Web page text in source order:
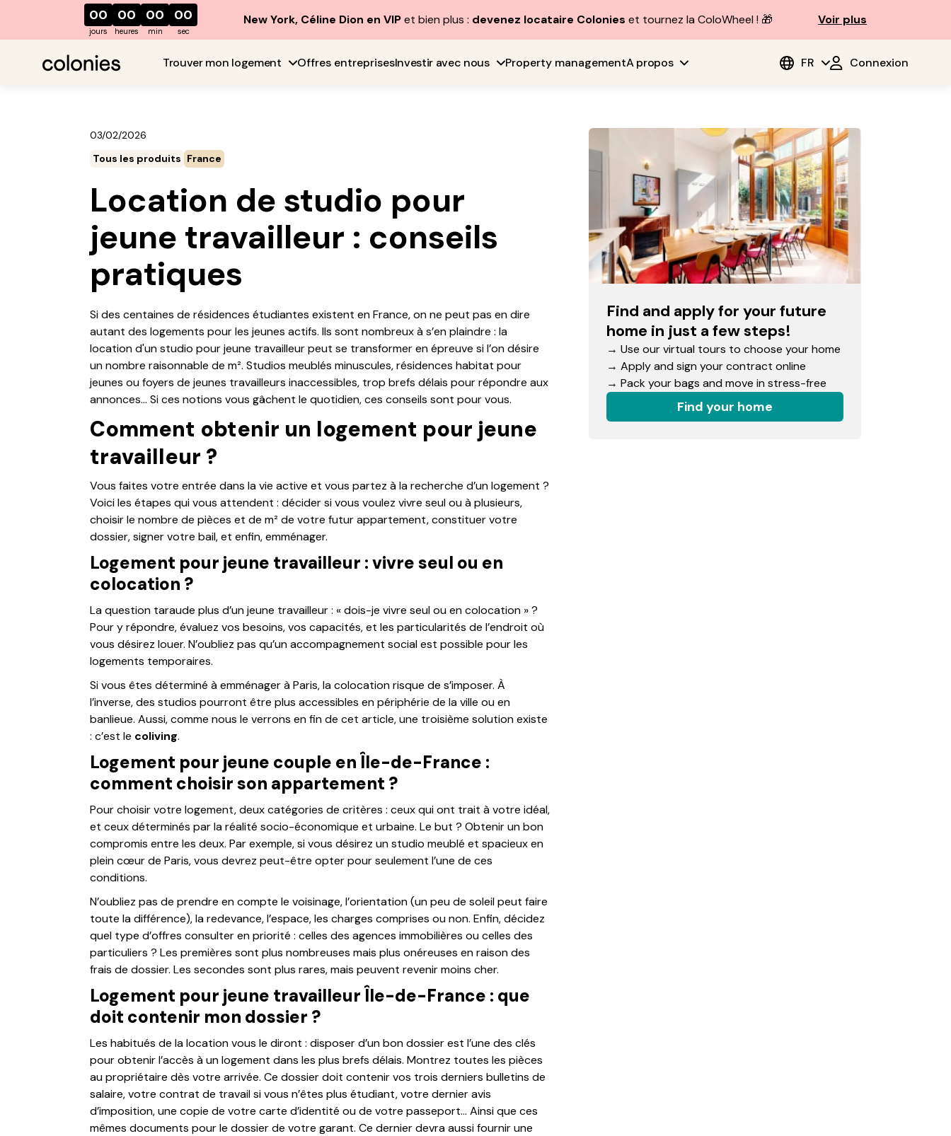
00
jours
00
heures
00
min
00
sec
New York, Céline Dion en VIPet bien plus : devenez locataire Colonies et tournez la ColoWheel ! 🎁 Voir plus
Trouver mon logement Offres entreprisesInvestir avec nous Property managementA propos FR Connexion
03/02/2026
Tous les produits France
Location de studio pour
jeune travailleur : conseils
pratiques
Si des centaines de résidences étudiantes existent en France, on ne peut pas en dire
autant des logements pour les jeunes actifs. Ils sont nombreux à s’en plaindre : la
location d'un studio pour jeune travailleur peut se transformer en épreuve si l’on désire
un nombre raisonnable de m². Studios meublés minuscules, résidences habitat pour
jeunes ou foyers de jeunes travailleurs inaccessibles, trop brefs délais pour répondre aux
annonces… Si ces notions vous gâchent le quotidien, ces conseils sont pour vous.
Comment obtenir un logement pour jeune
travailleur ?
Vous faites votre entrée dans la vie active et vous partez à la recherche d’un logement ?
Voici les étapes qui vous attendent : décider si vous voulez vivre seul ou à plusieurs,
choisir le nombre de pièces et de m² de votre futur appartement, constituer votre
dossier, signer votre bail, et enfin, emménager.
Logement pour jeune travailleur : vivre seul ou en
colocation ?
La question taraude plus d’un jeune travailleur : « dois-je vivre seul ou en colocation » ?
Pour y répondre, évaluez vos besoins, vos capacités, et les particularités de l’endroit où
vous désirez louer. N’oubliez pas qu’un accompagnement social est possible pour les
logements temporaires.
Si vous êtes déterminé à emménager à Paris, la colocation risque de s’imposer. À
l’inverse, des studios pourront être plus accessibles en périphérie de la ville ou en
banlieue. Aussi, comme nous le verrons en fin de cet article, une troisième solution existe
: c’est le coliving.
Logement pour jeune couple en Île-de-France :
comment choisir son appartement ?
Pour choisir votre logement, deux catégories de critères : ceux qui ont trait à votre idéal,
et ceux déterminés par la réalité socio-économique et urbaine. Le but ? Obtenir un bon
compromis entre les deux. Par exemple, si vous désirez un studio meublé et spacieux en
plein cœur de Paris, vous devrez peut-être opter pour seulement l’une de ces
conditions.
N’oubliez pas de prendre en compte le voisinage, l’orientation (un peu de soleil peut faire
toute la différence), la redevance, l’espace, les charges comprises ou non. Enfin, décidez
quel type d’offres consulter en priorité : celles des agences immobilières ou celles des
particuliers ? Les premières sont plus nombreuses mais plus onéreuses en raison des
frais de dossier. Les secondes sont plus rares, mais peuvent revenir moins cher.
Logement pour jeune travailleur Île-de-France : que
doit contenir mon dossier ?
Les habitués de la location vous le diront : disposer d’un bon dossier est l’une des clés
pour obtenir l’accès à un logement dans les plus brefs délais. Montrez toutes les pièces
au propriétaire dès votre arrivée. Ce dossier doit contenir vos trois derniers bulletins de
salaire, votre contrat de travail si vous n’êtes plus étudiant, votre dernier avis
d’imposition, une copie de votre carte d’identité ou de votre passeport… Ainsi que ces
mêmes documents pour le dossier de votre garant. Ce dernier devra aussi fournir une
Find and apply for your future
home in just a few steps!
→ Use our virtual tours to choose your home
→ Apply and sign your contract online
→ Pack your bags and move in stress-free
Find your home